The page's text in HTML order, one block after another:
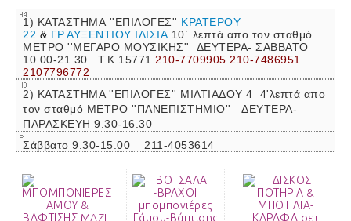
1) ΚΑΤΑΣΤΗΜΑ ''ΕΠΙΛΟΓΕΣ'' ΚΡΑΤΕΡΟΥ
22 & ΓΡ.ΑΥΞΕΝΤΙΟΥ ΙΛΙΣΙΑ 10΄ λεπτά απο τον σταθμό
ΜΕΤΡΟ ''ΜΕΓΑΡΟ ΜΟΥΣΙΚΗΣ''
ΔΕΥΤΕΡΑ- ΣΑΒΒΑΤΟ
10.00-21.30 Τ.Κ.15771 210-7709905 210-7486951
2107796772
2) ΚΑΤΑΣΤΗΜΑ ''ΕΠΙΛΟΓΕΣ'' ΜΙΛΤΙΑΔΟΥ 4 4'λεπτά απο
τον σταθμό ΜΕΤΡΟ ''ΠΑΝΕΠΙΣΤΗΜΙΟ'' ΔΕΥΤΕΡΑ-
ΠΑΡΑΣΚΕΥΗ 9.30-16.30
Σάββατο 9.30-15.00 211-4053614